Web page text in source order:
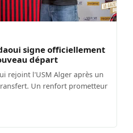
signe officiellement
départ
rejoint l'USM Alger après un
Un renfort prometteur